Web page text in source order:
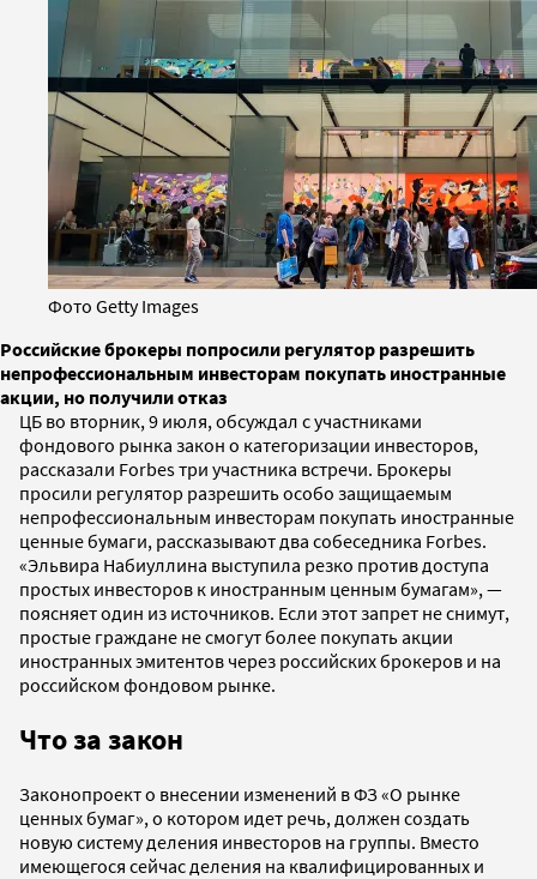
Фото Getty Images
Российские брокеры попросили регулятор разрешить
непрофессиональным инвесторам покупать иностранные
акции, но получили отказ
ЦБ во вторник, 9 июля, обсуждал с участниками
фондового рынка закон о категоризации инвесторов,
рассказали Forbes три участника встречи. Брокеры
просили регулятор разрешить особо защищаемым
непрофессиональным инвесторам покупать иностранные
ценные бумаги, рассказывают два собеседника Forbes.
«Эльвира Набиуллина выступила резко против доступа
простых инвесторов к иностранным ценным бумагам», —
поясняет один из источников. Если этот запрет не снимут,
простые граждане не смогут более покупать акции
иностранных эмитентов через российских брокеров и на
российском фондовом рынке.
Что за закон
Законопроект о внесении изменений в ФЗ «О рынке
ценных бумаг», о котором идет речь, должен создать
новую систему деления инвесторов на группы. Вместо
имеющегося сейчас деления на квалифицированных и